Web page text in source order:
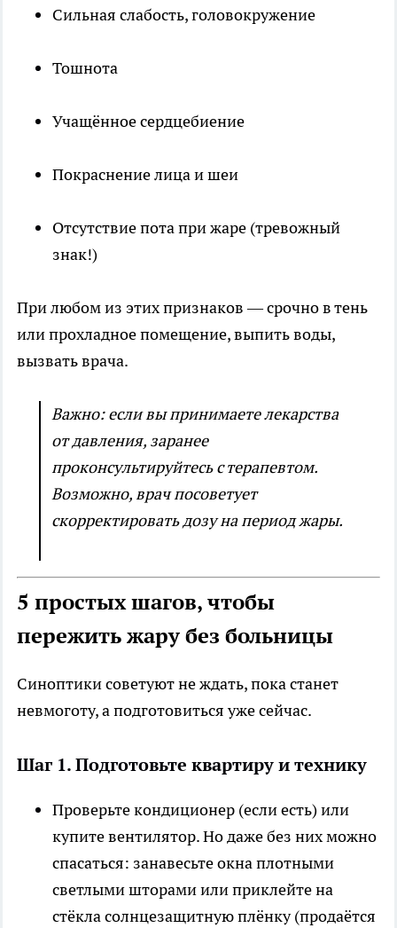
Сильная слабость, головокружение
Тошнота
Учащённое сердцебиение
Покраснение лица и шеи
Отсутствие пота при жаре (тревожный
знак!)
При любом из этих признаков — срочно в тень
или прохладное помещение, выпить воды,
вызвать врача.
Важно: если вы принимаете лекарства
от давления, заранее
проконсультируйтесь с терапевтом.
Возможно, врач посоветует
скорректировать дозу на период жары.
5 простых шагов, чтобы
пережить жару без больницы
Синоптики советуют не ждать, пока станет
невмоготу, а подготовиться уже сейчас.
Шаг 1. Подготовьте квартиру и технику
Проверьте кондиционер (если есть) или
купите вентилятор. Но даже без них можно
спасаться: занавесьте окна плотными
светлыми шторами или приклейте на
стёкла солнцезащитную плёнку (продаётся